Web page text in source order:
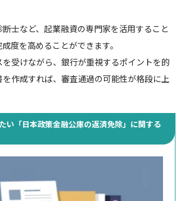
士など、起業融資の専門家を活用すること
度を高めることができます。
受けながら、銀行が重視するポイントを的
作成すれば、審査通過の可能性が格段に上
い「日本政策金融公庫の返済免除」に関する